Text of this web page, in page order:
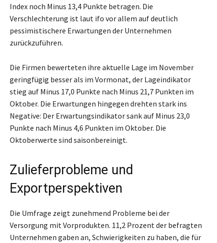
Index noch Minus 13,4 Punkte betragen. Die
Verschlechterung ist laut ifo vor allem auf deutlich
pessimistischere Erwartungen der Unternehmen
zurückzuführen.
Die Firmen bewerteten ihre aktuelle Lage im November
geringfügig besser als im Vormonat, der Lageindikator
stieg auf Minus 17,0 Punkte nach Minus 21,7 Punkten im
Oktober. Die Erwartungen hingegen drehten stark ins
Negative: Der Erwartungsindikator sank auf Minus 23,0
Punkte nach Minus 4,6 Punkten im Oktober. Die
Oktoberwerte sind saisonbereinigt.
Zulieferprobleme und
Exportperspektiven
Die Umfrage zeigt zunehmend Probleme bei der
Versorgung mit Vorprodukten. 11,2 Prozent der befragten
Unternehmen gaben an, Schwierigkeiten zu haben, die für